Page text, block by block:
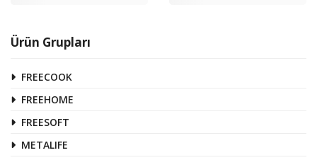
Ürün Grupları
FREECOOK
FREEHOME
FREESOFT
METALIFE